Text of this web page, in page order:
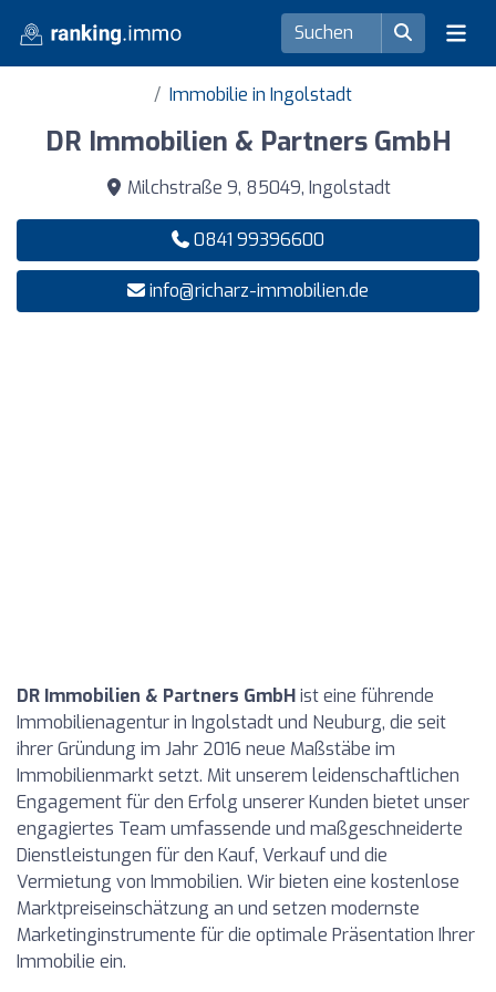
Immobilie in Ingolstadt
DR Immobilien & Partners GmbH
Milchstraße 9, 85049, Ingolstadt
0841 99396600
info@richarz-immobilien.de
DR Immobilien & Partners GmbHist eine führende
Immobilienagentur in Ingolstadt und Neuburg, die seit
ihrer Gründung im Jahr 2016 neue Maßstäbe im
Immobilienmarkt setzt. Mit unserem leidenschaftlichen
Engagement für den Erfolg unserer Kunden bietet unser
engagiertes Team umfassende und maßgeschneiderte
Dienstleistungen für den Kauf, Verkauf und die
Vermietung von Immobilien. Wir bieten eine kostenlose
Marktpreiseinschätzung an und setzen modernste
Marketinginstrumente für die optimale Präsentation Ihrer
Immobilie ein.